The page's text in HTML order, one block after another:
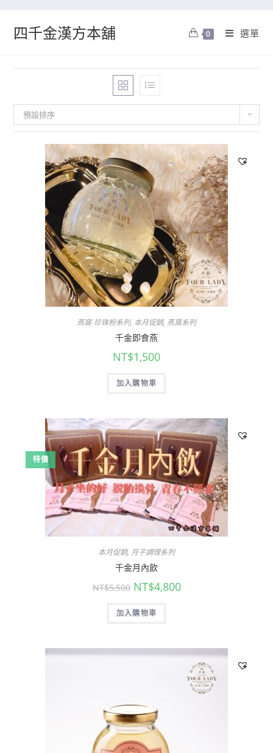
四千金漢方本舖 0 選單
預設排序
燕窩-珍珠粉系列, 本月促銷, 燕窩系列
千金即食燕
NT$1,500
加入購物車
特價
本月促銷, 月子調理系列
千金月內飲
NT$5,500 NT$4,800
加入購物車